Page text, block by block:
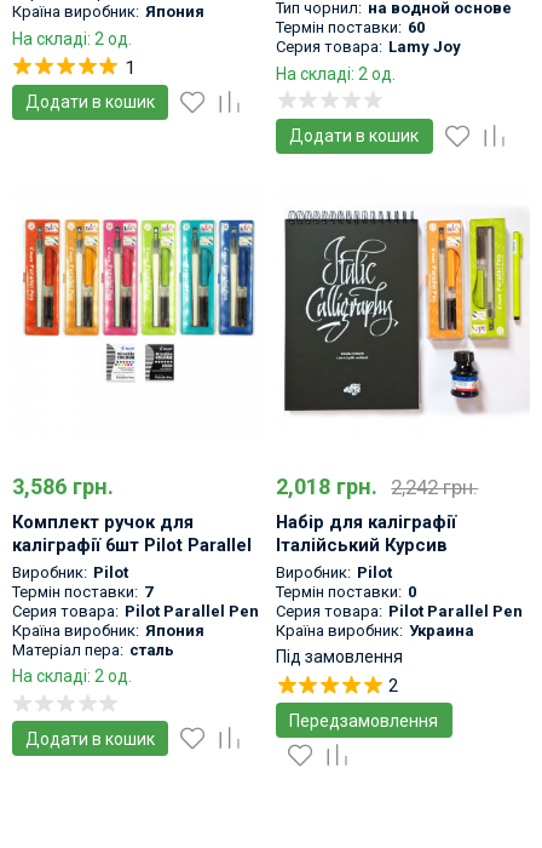
Країна виробник: Япония
На складі: 2 од.
1
Додати в кошик
Тип чорнил: на водной основе
Термін поставки: 60
Серия товара: Lamy Joy
На складі: 2 од.
Додати в кошик
3,586 грн.
Комплект ручок для
каліграфії 6шт Pilot Parallel
Pen Full Set
Виробник: Pilot
Термін поставки: 7
Серия товара: Pilot Parallel Pen
Країна виробник: Япония
Матеріал пера: сталь
На складі: 2 од.
Додати в кошик
2,018 грн. 2,242 грн.
Набір для каліграфії
Італійський Курсив
Виробник: Pilot
Термін поставки: 0
Серия товара: Pilot Parallel Pen
Країна виробник: Украина
Під замовлення
2
Передзамовлення